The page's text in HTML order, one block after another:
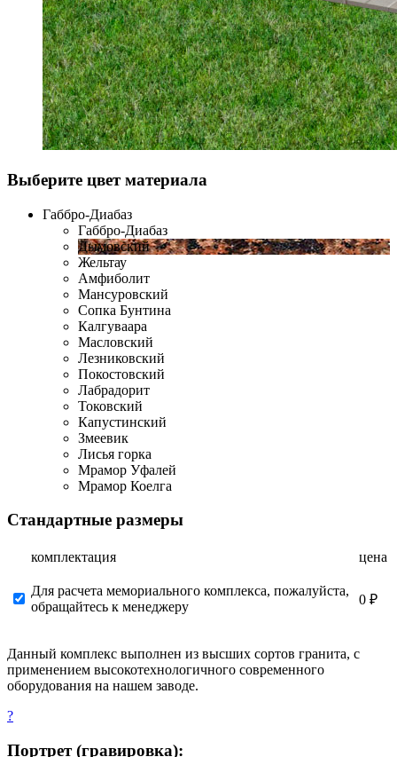
Выберите цвет материала
Габбро-Диабаз
Габбро-Диабаз
Дымовский
Жельтау
Амфиболит
Мансуровский
Сопка Бунтина
Калгуваара
Масловский
Лезниковский
Покостовский
Лабрадорит
Токовский
Капустинский
Змеевик
Лисья горка
Мрамор Уфалей
Мрамор Коелга
Стандартные размеры
комплектация цена
Для расчета мемориального комплекса, пожалуйста,
обращайтесь к менеджеру
0 ₽
Данный комплекс выполнен из высших сортов гранита, с
применением высокотехнологичного современного
оборудования на нашем заводе.
?
Портрет (гравировка):